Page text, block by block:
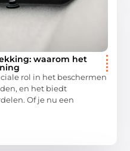
waarom het
rol in het beschermen
en het biedt
Of je nu een